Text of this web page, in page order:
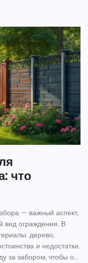
что
— важный аспект,
вид ограждения. В
дерево,
и недостатки.
за забором, чтобы он